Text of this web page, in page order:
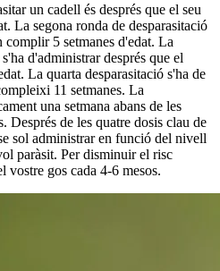
un cadell és després que el seu
La segona ronda de desparasitació
complir 5 setmanes d'edat. La
d'administrar després que el
La quarta desparasitació s'ha de
11 setmanes. La
una setmana abans de les
Després de les quatre dosis clau de
sol administrar en funció del nivell
paràsit. Per disminuir el risc
vostre gos cada 4-6 mesos.